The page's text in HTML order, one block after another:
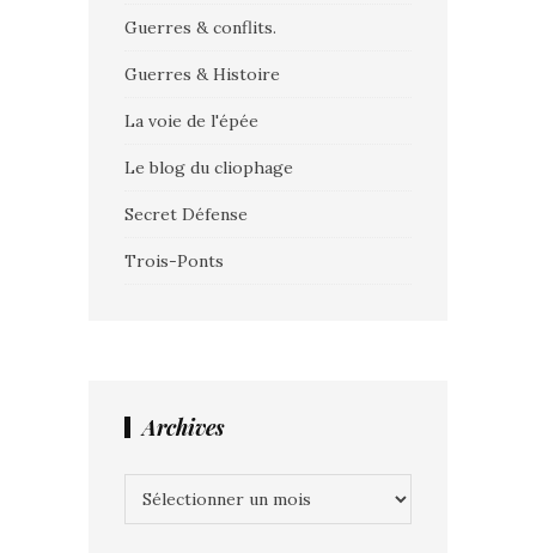
Guerres & conflits.
Guerres & Histoire
La voie de l'épée
Le blog du cliophage
Secret Défense
Trois-Ponts
Archives